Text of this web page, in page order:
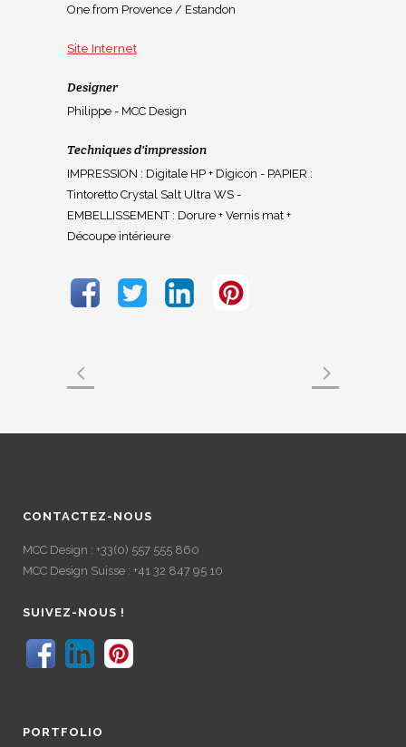
One from Provence / Estandon
Site Internet
Designer
Philippe - MCC Design
Techniques d'impression
IMPRESSION : Digitale HP + Digicon - PAPIER :
Tintoretto Crystal Salt Ultra WS -
EMBELLISSEMENT : Dorure + Vernis mat +
Découpe intérieure
CONTACTEZ-NOUS
MCC Design : +33(0) 557 555 860
MCC Design Suisse : +41 32 847 95 10
SUIVEZ-NOUS !
PORTFOLIO